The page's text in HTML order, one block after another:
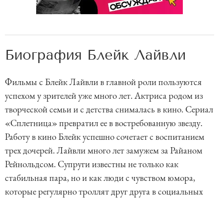
Биография Блейк Лайвли
Фильмы с Блейк Лайвли в главной роли пользуются
успехом у зрителей уже много лет. Актриса родом из
творческой семьи и с детства снималась в кино. Сериал
«Сплетница» превратил ее в востребованную звезду.
Работу в кино Блейк успешно сочетает с воспитанием
трех дочерей. Лайвли много лет замужем за Райаном
Рейнольдсом. Супруги известны не только как
стабильная пара, но и как люди с чувством юмора,
которые регулярно троллят друг друга в социальных